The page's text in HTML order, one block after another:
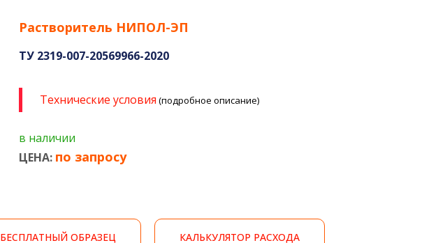
Растворитель НИПОЛ-ЭП
ТУ 2319-007-20569966-2020
Технические условия (подробное описание)
в наличии
ЦЕНА: по запросу
БЕСПЛАТНЫЙ ОБРАЗЕЦ КАЛЬКУЛЯТОР РАСХОДА